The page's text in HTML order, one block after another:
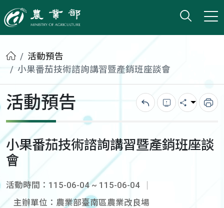
農業部
打開
小版
首頁活動預告
小果番茄技術諮詢講習暨產銷班座談會
活動預告 回上一頁錯誤回報
分享 列
小果番茄技術諮詢講習暨產銷班座談
會
活動時間：115-06-04 ~ 115-06-04
主辦單位：農業部臺南區農業改良場